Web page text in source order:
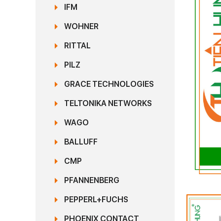
IFM
WOHNER
RITTAL
PILZ
GRACE TECHNOLOGIES
TELTONIKA NETWORKS
WAGO
BALLUFF
CMP
PFANNENBERG
PEPPERL+FUCHS
PHOENIX CONTACT